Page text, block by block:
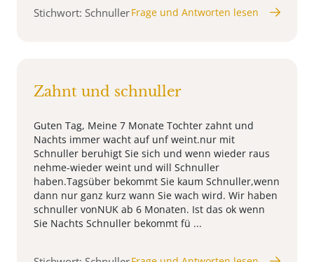
Stichwort: SchnullerFrage und Antworten lesen
Zahnt und schnuller
Guten Tag, Meine 7 Monate Tochter zahnt und
Nachts immer wacht auf unf weint.nur mit
Schnuller beruhigt Sie sich und wenn wieder raus
nehme-wieder weint und will Schnuller
haben.Tagsüber bekommt Sie kaum Schnuller,wenn
dann nur ganz kurz wann Sie wach wird. Wir haben
schnuller vonNUK ab 6 Monaten. Ist das ok wenn
Sie Nachts Schnuller bekommt fü ...